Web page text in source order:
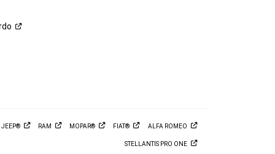
JEEP® RAM MOPAR® FIAT® ALFA ROMEO
STELLANTIS PRO ONE